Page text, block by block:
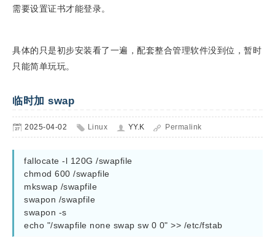
需要设置证书才能登录。
具体的只是初步安装看了一遍，配套整合管理软件没到位，暂时
只能简单玩玩。
临时加 swap
2025-04-02 Linux YY.K Permalink
fallocate -l 120G /swapfile
chmod 600 /swapfile
mkswap /swapfile
swapon /swapfile
swapon -s
echo "/swapfile none swap sw 0 0" >> /etc/fstab